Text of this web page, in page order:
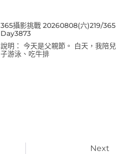
365攝影挑戰 20260808(六)219/365
Day3873
說明： 今天是父親節。 白天，我陪兒
子游泳、吃牛排
Next